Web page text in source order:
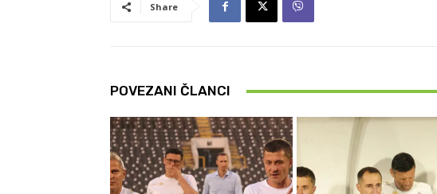
Share
POVEZANI ČLANCI